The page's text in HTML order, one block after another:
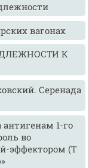
вагонах
К
Серенада
1-го
во
эффектором (Т